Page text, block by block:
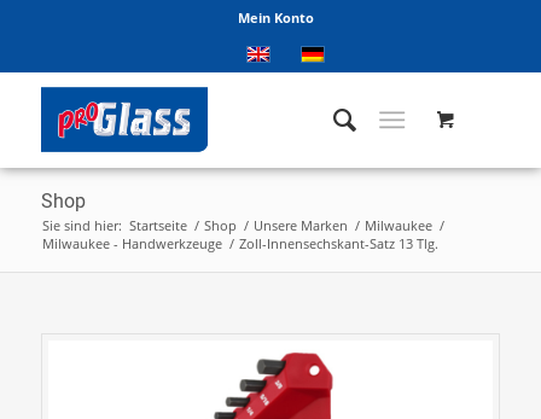
Mein Konto
Shop
Sie sind hier: Startseite / Shop / Unsere Marken / Milwaukee /
Milwaukee - Handwerkzeuge / Zoll-Innensechskant-Satz 13 Tlg.